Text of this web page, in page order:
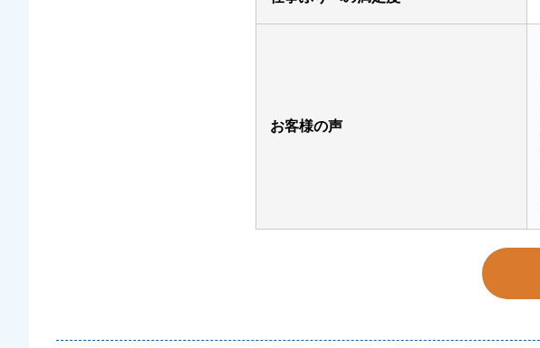
お客様の声